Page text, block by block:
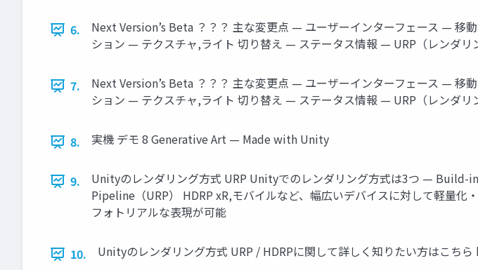
6.
Next Version’s Beta ？？？ 主な変更点 — ユーザーインターフェース —
ション — テクスチャ,ライト 切り替え — ステータス情報 — URP（レンダ
7.
Next Version’s Beta ？？？ 主な変更点 — ユーザーインターフェース —
ション — テクスチャ,ライト 切り替え — ステータス情報 — URP（レンダ
8. 実機 デモ 8 Generative Art — Made with Unity
9.
Unityのレンダリング方式 URP Unityでのレンダリング方式は3つ —
Pipeline（URP） HDRP xR,モバイルなど、幅広いデバイスに対して軽量
フォトリアルな表現が可能
10.
Unityのレンダリング方式 URP / HDRPに関して詳しく知りたい方は